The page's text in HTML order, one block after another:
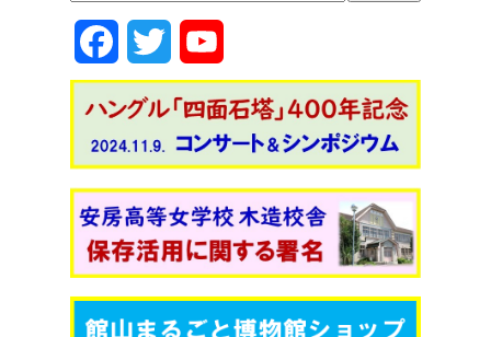
a
e
b
o
o
w
t
t
e
r
o
T
u
b
e